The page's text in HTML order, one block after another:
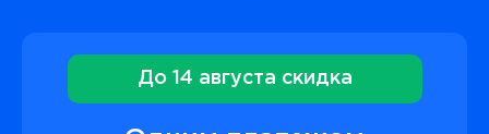
До 14 августа скидка